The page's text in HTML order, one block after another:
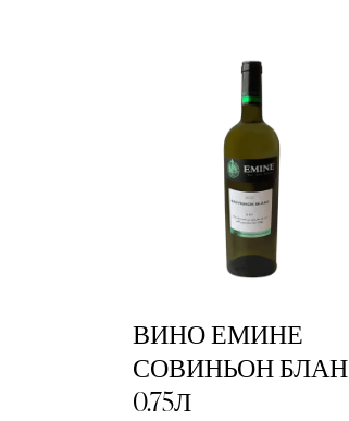
ВИНО ЕМИНЕ
СОВИНЬОН БЛАН
0.75Л